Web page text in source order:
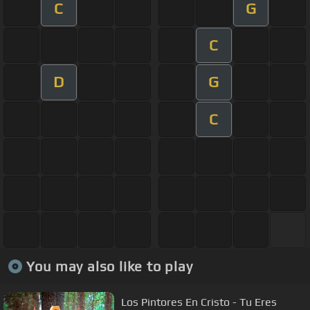
C G
C
D G
C
You may also like to play
Los Pintores En Cristo - Tu Eres